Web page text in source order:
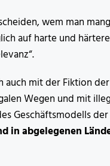
wem man
auf harte und
auch mit der Fiktion
Wegen und mit
Geschäftsmodells
in abgelegenen